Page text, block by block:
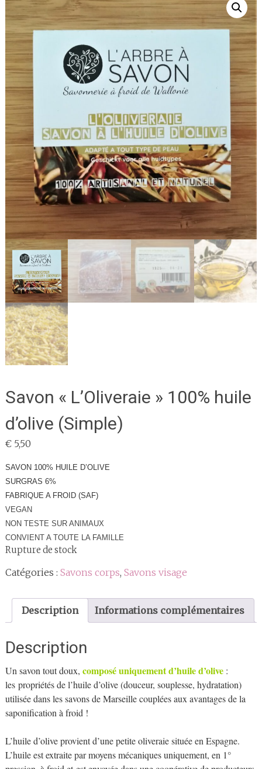
Savon « L’Oliveraie » 100% huile
d’olive (Simple)
€5,50
SAVON 100% HUILE D’OLIVE
SURGRAS 6%
FABRIQUE A FROID (SAF)
VEGAN
NON TESTE SUR ANIMAUX
CONVIENT A TOUTE LA FAMILLE
Rupture de stock
Catégories : Savons corps, Savons visage
Description Informations complémentaires
Description
Un savon tout doux, composé uniquement d’huile d’olive:
les propriétés de l’huile d’olive (douceur, souplesse, hydratation)
utilisée dans les savons de Marseille couplées aux avantages de la
saponification à froid !
L’huile d’olive provient d’une petite oliveraie située en Espagne.
L’huile est extraite par moyens mécaniques uniquement, en 1°